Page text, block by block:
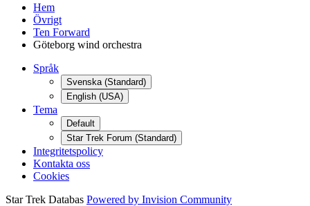
Hem
Övrigt
Ten Forward
Göteborg wind orchestra
Språk
Svenska (Standard)
English (USA)
Tema
Default
Star Trek Forum (Standard)
Integritetspolicy
Kontakta oss
Cookies
Star Trek Databas Powered by Invision Community